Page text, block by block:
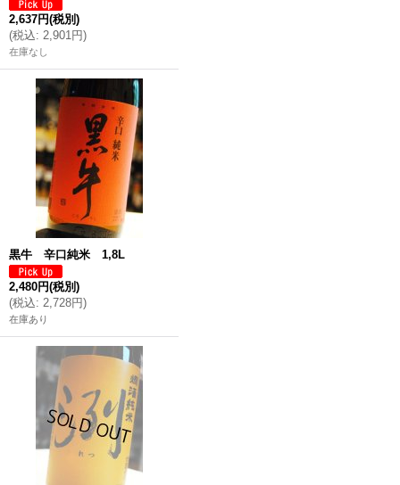
2,637円(税別)
(税込: 2,901円)
在庫なし
黒牛 辛口純米 1,8L
2,480円(税別)
(税込: 2,728円)
在庫あり